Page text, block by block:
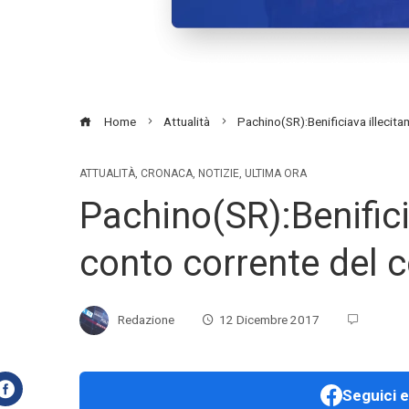
Home Attualità Pachino(SR):Benificiava
ATTUALITÀ, CRONACA, NOTIZIE, ULTIMA ORA
conto corrente del
Redazione 12 Dicembre 2017
Seguici